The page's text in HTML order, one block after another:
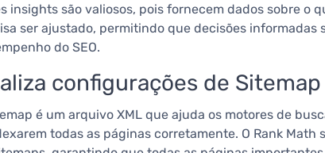
insights são valiosos, pois fornecem dados sobre o
ser ajustado, permitindo que decisões informadas
do SEO.
configurações de Sitemap
é um arquivo XML que ajuda os motores de
todas as páginas corretamente. O Rank